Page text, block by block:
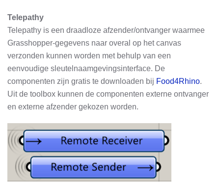
Telepathy
Telepathy is een draadloze afzender/ontvanger waarmee
Grasshopper-gegevens naar overal op het canvas
verzonden kunnen worden met behulp van een
eenvoudige sleutelnaamgevingsinterface. De
componenten zijn gratis te downloaden bij Food4Rhino.
Uit de toolbox kunnen de componenten externe ontvanger
en externe afzender gekozen worden.